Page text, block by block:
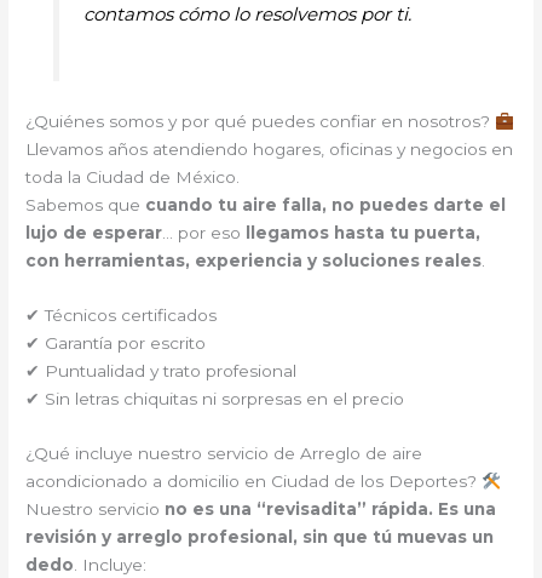
contamos cómo lo resolvemos por ti.
¿Quiénes somos y por qué puedes confiar en nosotros?
Llevamos años atendiendo hogares, oficinas y negocios en
toda la Ciudad de México.
Sabemos que cuando tu aire falla, no puedes darte el
lujo de esperar… por eso
llegamos hasta tu puerta,
con herramientas, experiencia y soluciones reales.
✔ Técnicos certificados
✔ Garantía por escrito
✔ Puntualidad y trato profesional
✔ Sin letras chiquitas ni sorpresas en el precio
¿Qué incluye nuestro servicio de Arreglo de aire
acondicionado a domicilio en Ciudad de los Deportes?
Nuestro servicio no es una “revisadita” rápida. Es una
revisión y arreglo profesional, sin que tú muevas un
dedo . Incluye: